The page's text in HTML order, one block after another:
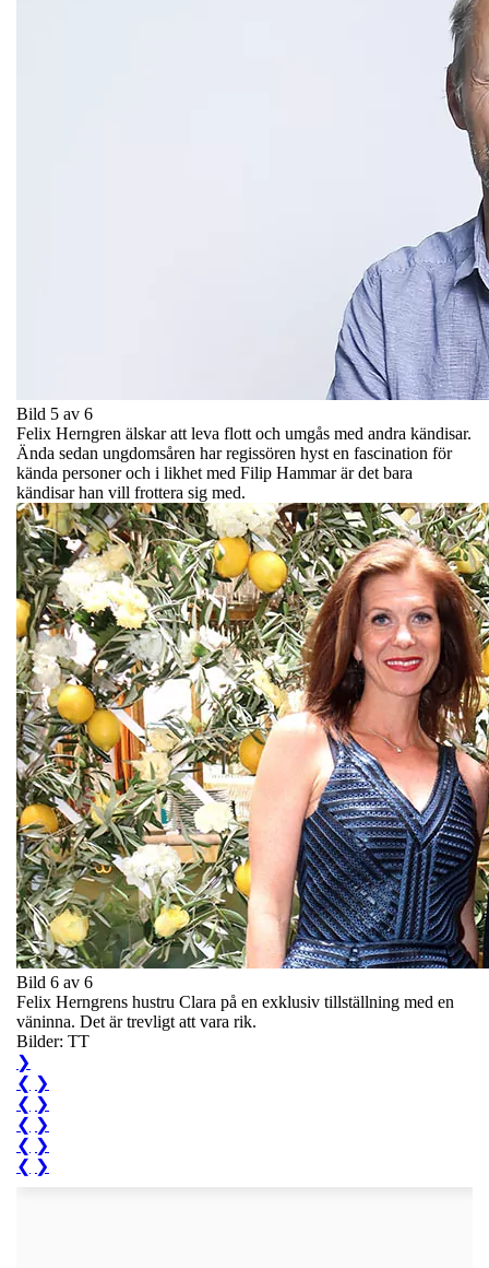
Bild 5 av 6
Felix Herngren älskar att leva flott och umgås med andra kändisar.
Ända sedan ungdomsåren har regissören hyst en fascination för
kända personer och i likhet med Filip Hammar är det bara
kändisar han vill frottera sig med.
Bild 6 av 6
Felix Herngrens hustru Clara på en exklusiv tillställning med en
väninna. Det är trevligt att vara rik.
Bilder: TT
❯
❮ ❯
❮ ❯
❮ ❯
❮ ❯
❮ ❯